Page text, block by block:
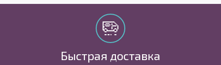
Быстрая доставка